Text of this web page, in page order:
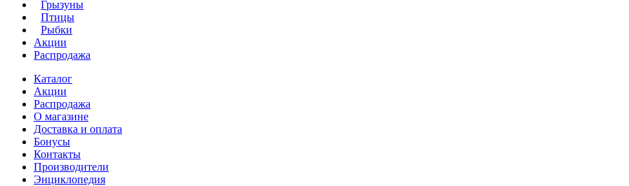
Грызуны
Птицы
Рыбки
Акции
Распродажа
Каталог
Акции
Распродажа
О магазине
Доставка и оплата
Бонусы
Контакты
Производители
Энциклопедия